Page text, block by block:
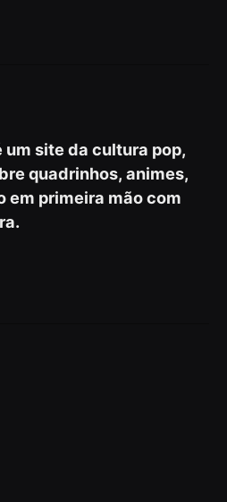
um site da cultura pop,
quadrinhos, animes,
em primeira mão com